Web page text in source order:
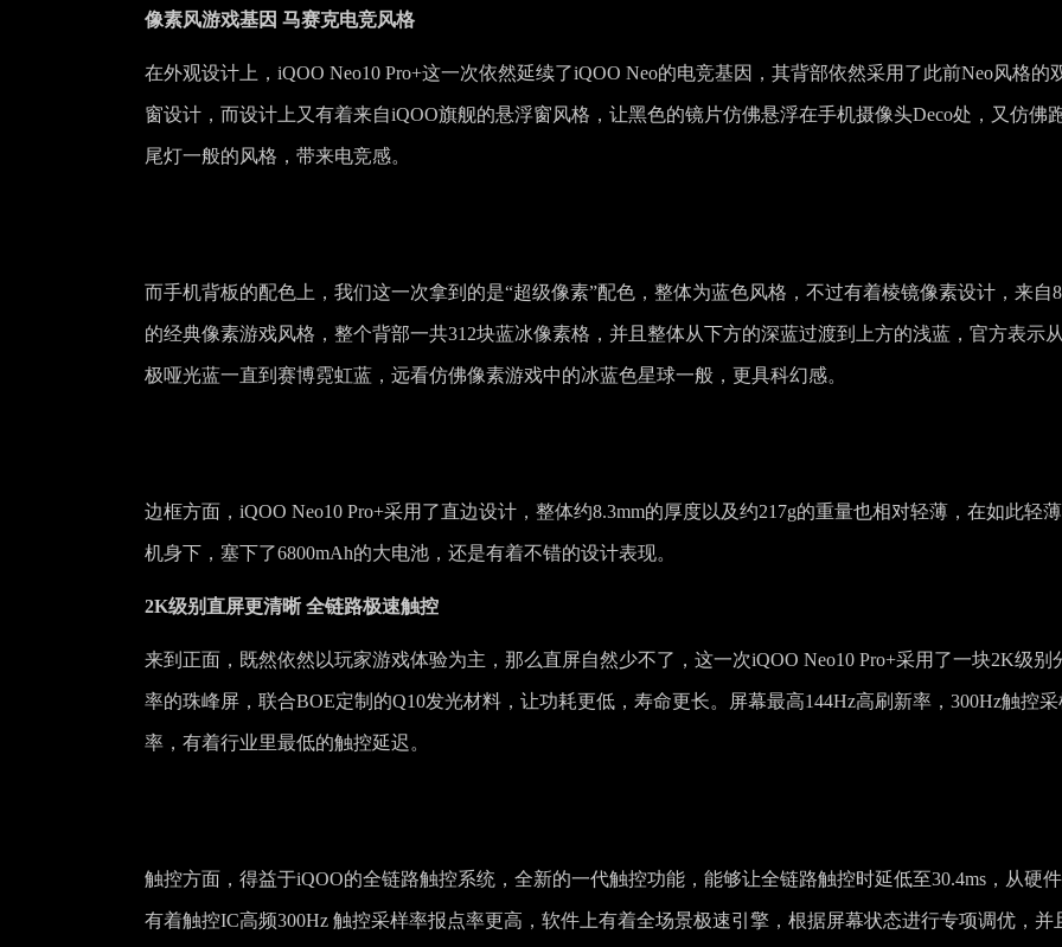
像素风游戏基因 马赛克电竞风格
在外观设计上，iQOO Neo10 Pro+这一次依然延续了iQOO Neo的电竞基因，其背部依然采用了此前Neo风格的
窗设计，而设计上又有着来自iQOO旗舰的悬浮窗风格，让黑色的镜片仿佛悬浮在手机摄像头Deco处，又仿佛
尾灯一般的风格，带来电竞感。
而手机背板的配色上，我们这一次拿到的是“超级像素”配色，整体为蓝色风格，不过有着棱镜像素设计，来自
的经典像素游戏风格，整个背部一共312块蓝冰像素格，并且整体从下方的深蓝过渡到上方的浅蓝，官方表示
极哑光蓝一直到赛博霓虹蓝，远看仿佛像素游戏中的冰蓝色星球一般，更具科幻感。
边框方面，iQOO Neo10 Pro+采用了直边设计，整体约8.3mm的厚度以及约217g的重量也相对轻薄，在如此轻
机身下，塞下了6800mAh的大电池，还是有着不错的设计表现。
2K级别直屏更清晰 全链路极速触控
来到正面，既然依然以玩家游戏体验为主，那么直屏自然少不了，这一次iQOO Neo10 Pro+采用了一块2K级别
率的珠峰屏，联合BOE定制的Q10发光材料，让功耗更低，寿命更长。屏幕最高144Hz高刷新率，300Hz触控采
率，有着行业里最低的触控延迟。
触控方面，得益于iQOO的全链路触控系统，全新的一代触控功能，能够让全链路触控时延低至30.4ms，从硬
有着触控IC高频300Hz 触控采样率报点率更高，软件上有着全场景极速引擎，根据屏幕状态进行专项调优，并